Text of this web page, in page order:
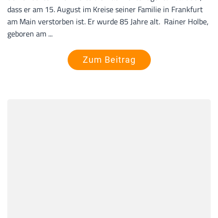
dass er am 15. August im Kreise seiner Familie in Frankfurt
am Main verstorben ist. Er wurde 85 Jahre alt. Rainer Holbe,
geboren am ...
Zum Beitrag